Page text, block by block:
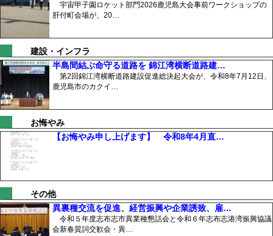
宇宙甲子園ロケット部門2026鹿児島大会事前ワークショップの
肝付町会場が、20…
建設・インフラ
半島間結ぶ命守る道路を 錦江湾横断道路建…
第2回錦江湾横断道路建設促進総決起大会が、令和8年7月12日、
鹿児島市のカクイ…
お悔やみ
【お悔やみ申し上げます】 令和8年4月直…
その他
異裏種交流を促進、経営振興や企業誘致、雇…
令和５年度志布志市異業種懇話会と令和６年志布志港湾振興協議
会新春質詞交歓会・異…